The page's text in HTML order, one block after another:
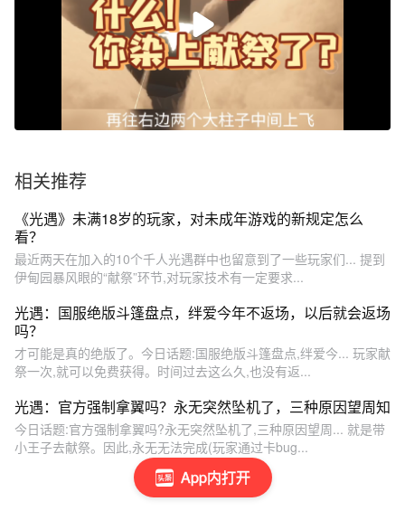
App内打开
相关推荐
《光遇》未满18岁的玩家，对未成年游戏的新规定怎么
看？
最近两天在加入的10个千人光遇群中也留意到了一些玩家们... 提到
伊甸园暴风眼的“献祭”环节,对玩家技术有一定要求...
光遇：国服绝版斗篷盘点，绊爱今年不返场，以后就会返场
吗？
才可能是真的绝版了。今日话题:国服绝版斗篷盘点,绊爱今... 玩家献
祭一次,就可以免费获得。时间过去这么久,也没有返...
光遇：官方强制拿翼吗？永无突然坠机了，三种原因望周知
今日话题:官方强制拿翼吗?永无突然坠机了,三种原因望周... 就是带
小王子去献祭。因此,永无无法完成(玩家通过卡bug...